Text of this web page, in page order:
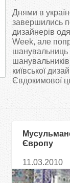
презентацію
Днями в
завершились
дизайнерів
Week, але
шанувальниць
київської
Євдокимової
Європу
11.03.2010